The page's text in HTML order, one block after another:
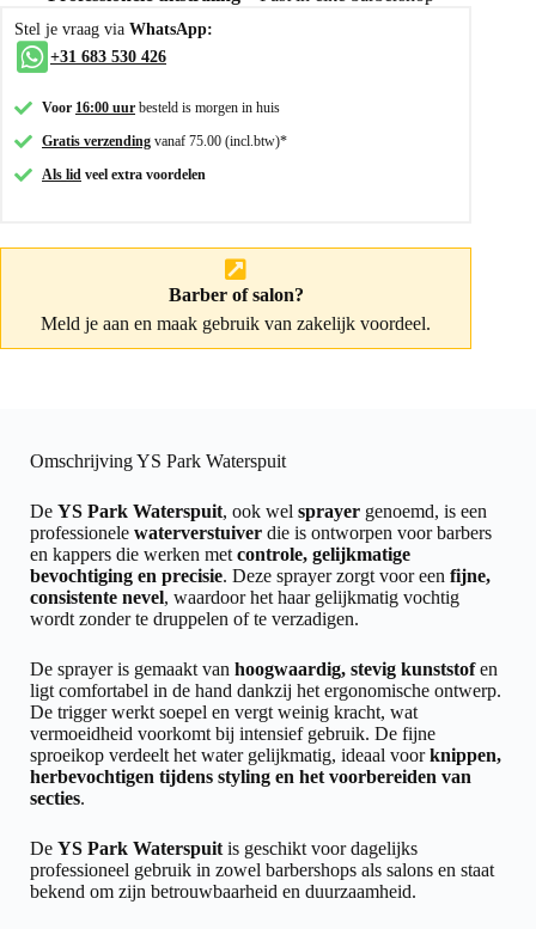
Stel je vraag via WhatsApp:
+31 683 530 426
Voor 16:00 uur besteld is morgen in huis
Gratis verzending vanaf 75.00 (incl.btw)*
Als lid veel extra voordelen
Barber of salon?
Meld je aan en maak gebruik van zakelijk voordeel.
Omschrijving YS Park Waterspuit
De YS Park Waterspuit, ook wel sprayer genoemd, is een
professionele waterverstuiver die is ontworpen voor barbers
en kappers die werken met controle, gelijkmatige
bevochtiging en precisie. Deze sprayer zorgt voor een fijne,
consistente nevel, waardoor het haar gelijkmatig vochtig
wordt zonder te druppelen of te verzadigen.
De sprayer is gemaakt van hoogwaardig, stevig kunststofen
ligt comfortabel in de hand dankzij het ergonomische ontwerp.
De trigger werkt soepel en vergt weinig kracht, wat
vermoeidheid voorkomt bij intensief gebruik. De fijne
sproeikop verdeelt het water gelijkmatig, ideaal voorknippen,
herbevochtigen tijdens styling en het voorbereiden van
secties.
De YS Park Waterspuit is geschikt voor dagelijks
professioneel gebruik in zowel barbershops als salons en staat
bekend om zijn betrouwbaarheid en duurzaamheid.